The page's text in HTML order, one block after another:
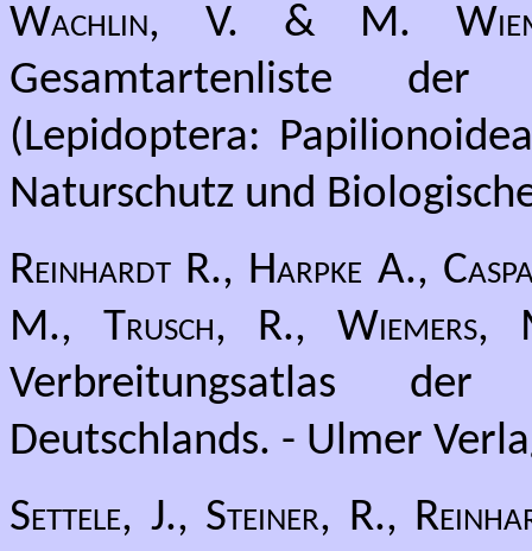
Wachlin, V. & M.
Gesamtartenliste
(Lepidoptera:
Naturschutz und
Reinhardt R., Harpke A.,
M., Trusch, R.,
Verbreitungsatlas
Deutschlands. - Ulmer
Settele, J., Steiner, R.,